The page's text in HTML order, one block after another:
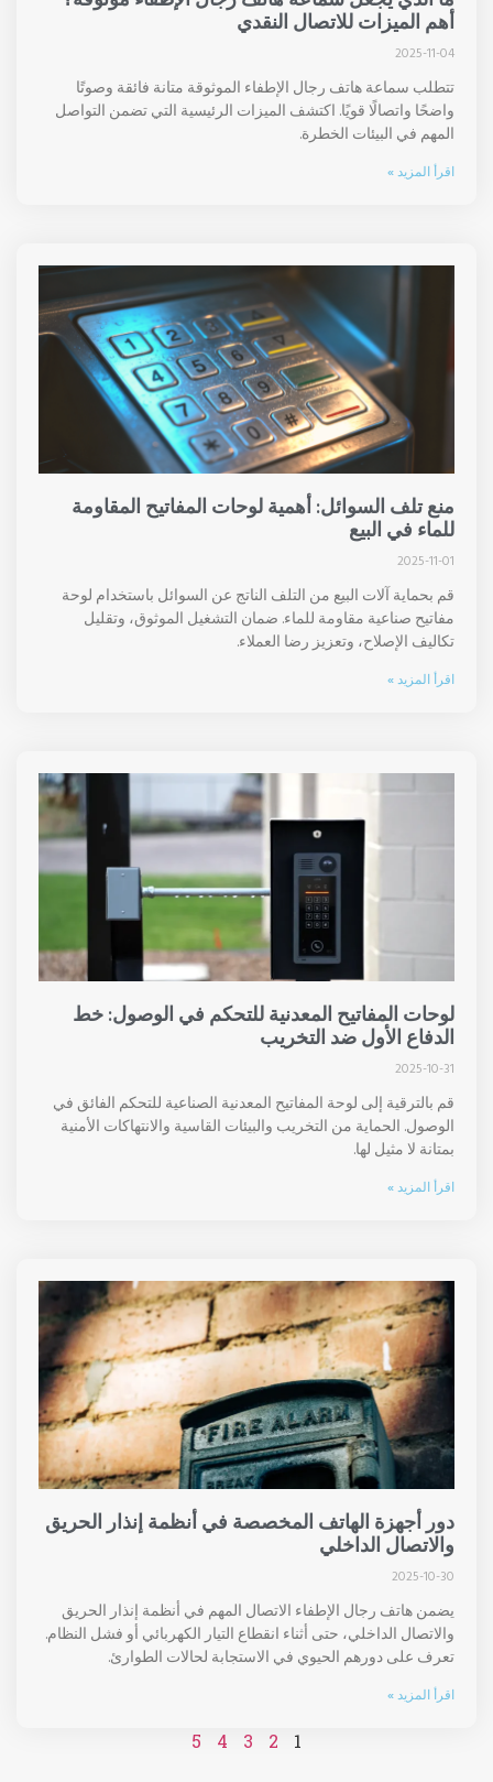
أهم الميزات للاتصال النقدي
2025-11-04
تتطلب سماعة هاتف رجال الإطفاء الموثوقة متانة فائقة وصوتًا
واضحًا واتصالًا قويًا. اكتشف الميزات الرئيسية التي تضمن التواصل
المهم في البيئات الخطرة.
اقرأ المزيد »
منع تلف السوائل: أهمية لوحات المفاتيح المقاومة
للماء في البيع
2025-11-01
قم بحماية آلات البيع من التلف الناتج عن السوائل باستخدام لوحة
مفاتيح صناعية مقاومة للماء. ضمان التشغيل الموثوق، وتقليل
تكاليف الإصلاح، وتعزيز رضا العملاء.
اقرأ المزيد »
لوحات المفاتيح المعدنية للتحكم في الوصول: خط
الدفاع الأول ضد التخريب
2025-10-31
قم بالترقية إلى لوحة المفاتيح المعدنية الصناعية للتحكم الفائق في
الوصول. الحماية من التخريب والبيئات القاسية والانتهاكات الأمنية
بمتانة لا مثيل لها.
اقرأ المزيد »
دور أجهزة الهاتف المخصصة في أنظمة إنذار الحريق
والاتصال الداخلي
2025-10-30
يضمن هاتف رجال الإطفاء الاتصال المهم في أنظمة إنذار الحريق
والاتصال الداخلي، حتى أثناء انقطاع التيار الكهربائي أو فشل النظام.
تعرف على دورهم الحيوي في الاستجابة لحالات الطوارئ.
اقرأ المزيد »
2
3
4
5